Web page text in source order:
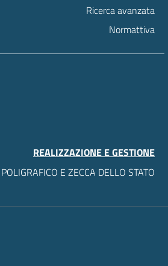
Ricerca avanzata
Normattiva
REALIZZAZIONE E GESTIONE
E ZECCA DELLO STATO